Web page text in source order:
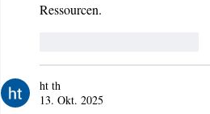
Ressourcen.
ht th
13. Okt. 2025